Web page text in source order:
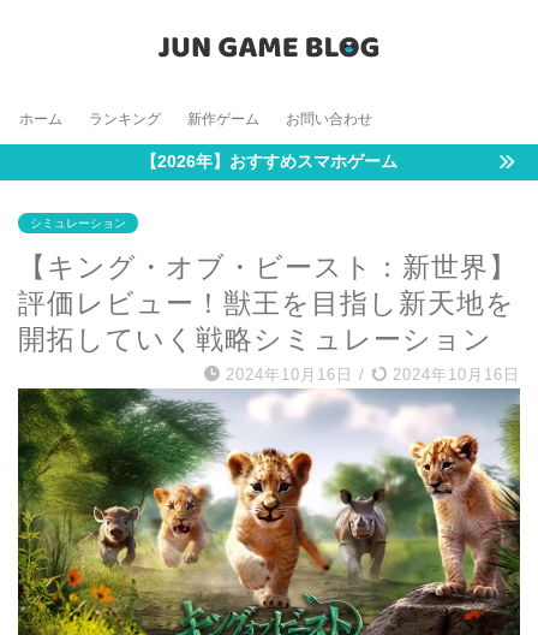
ホーム ランキング 新作ゲーム お問い合わせ
【2026年】おすすめスマホゲーム
シミュレーション
【キング・オブ・ビースト：新世界】
評価レビュー！獣王を目指し新天地を
開拓していく戦略シミュレーション
2024年10月16日 / 2024年10月16日